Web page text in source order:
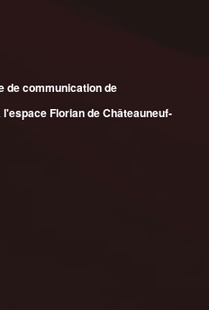
de communication de
Florian de Châteauneuf-